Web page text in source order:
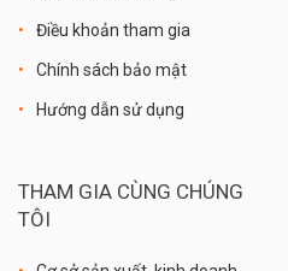
Điều khoản tham gia
Chính sách bảo mật
Hướng dẫn sử dụng
THAM GIA CÙNG CHÚNG
TÔI